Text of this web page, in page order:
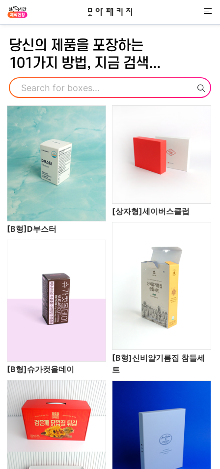
모아패키지
메
당신의 제품을 포장하는
101가지 방법, 지금 검색...
검색
[B형]D부스터
[상자형]세이버스클럽
[B형]슈가컷올데이
[B형]신비얄기름집 참들세
트